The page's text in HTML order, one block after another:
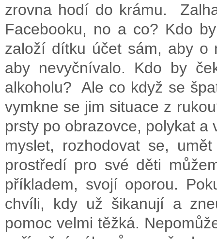
zrovna hodí do krámu.
Facebooku, no a co? Kdo
založí dítku účet sám, aby o
aby nevyčnívalo. Kdo by
alkoholu? Ale co když se
vymkne se jim situace z
prsty po obrazovce, polykat
myslet, rozhodovat se,
prostředí pro své děti
příkladem, svojí oporou.
chvíli, kdy už šikanují a
pomoc velmi těžká.